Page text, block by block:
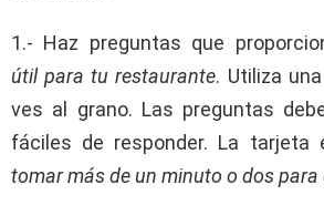
1.- Haz preguntas que
útil para tu restaurante. Utiliza
ves al grano. Las preguntas
fáciles de responder. La tarjeta
tomar más de un minuto o dos